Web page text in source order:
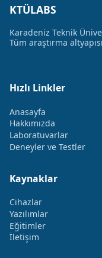
KTÜLABS
Karadeniz Teknik
Tüm araştırma
Hızlı Linkler
Anasayfa
Hakkımızda
Laboratuvarlar
Deneyler ve Testler
Kaynaklar
Cihazlar
Yazılımlar
Eğitimler
İletişim